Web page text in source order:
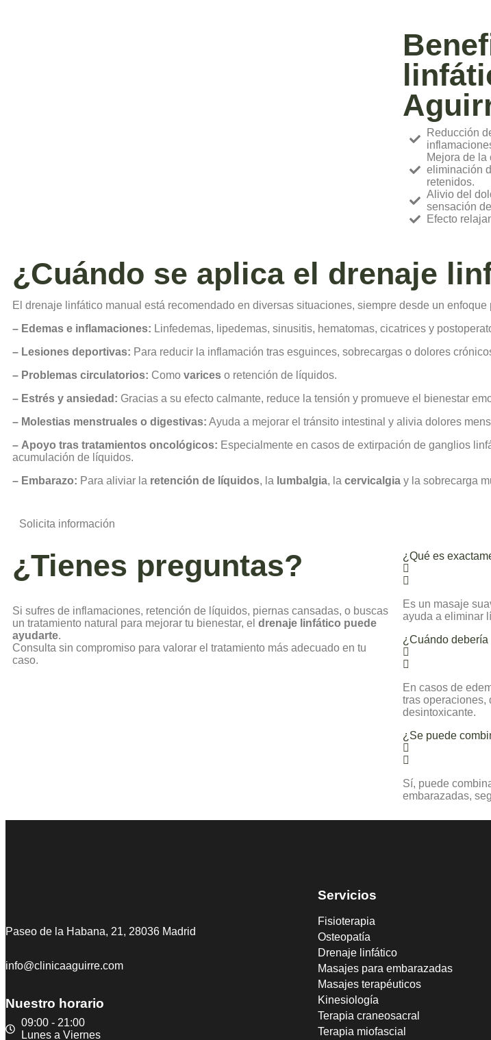
Reducción
Mejora de la
eliminación
retenidos.
Alivio del
sensación
Efecto
¿Cuándo se aplica el drenaje
El drenaje linfático manual está recomendado en diversas situaciones, siempre desde un
– Edemas e inflamaciones: Linfedemas, lipedemas, sinusitis, hematomas, cicatrices y
– Lesiones deportivas: Para reducir la inflamación tras esguinces, sobrecargas o dolores
– Problemas circulatorios: Como varices o retención de líquidos.
– Estrés y ansiedad: Gracias a su efecto calmante, reduce la tensión y promueve el bienestar
– Molestias menstruales o digestivas: Ayuda a mejorar el tránsito intestinal y alivia dolores
– Apoyo tras tratamientos oncológicos: Especialmente en casos de extirpación de ganglios
acumulación de líquidos.
– Embarazo: Para aliviar la retención de líquidos, la lumbalgia, la cervicalgia y la sobrecarga
Solicita información
¿Tienes preguntas?
Si sufres de inflamaciones, retención de líquidos, piernas cansadas, o buscas
un tratamiento natural para mejorar tu bienestar, el drenaje linfático puede
ayudarte.
Consulta sin compromiso para valorar el tratamiento más adecuado en tu
caso.
¿Qué es
Es un masaje
ayuda a eliminar
¿Cuándo
En casos de
tras operaciones,
desintoxicante.
¿Se puede
Sí, puede
embarazadas,
Paseo de la Habana, 21, 28036 Madrid
info@clinicaaguirre.com
Nuestro horario
09:00 - 21:00
Lunes a Viernes
Servicios
Fisioterapia
Osteopatía
Drenaje linfático
Masajes para embarazadas
Masajes terapéuticos
Kinesiología
Terapia craneosacral
Terapia miofascial